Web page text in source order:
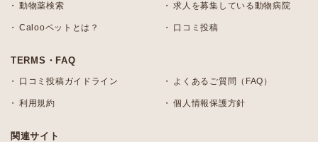
動物薬検索 求人を募集している動物病院
Calooペットとは？ 口コミ投稿
TERMS・FAQ
口コミ投稿ガイドライン よくあるご質問（FAQ）
利用規約 個人情報保護方針
関連サイト